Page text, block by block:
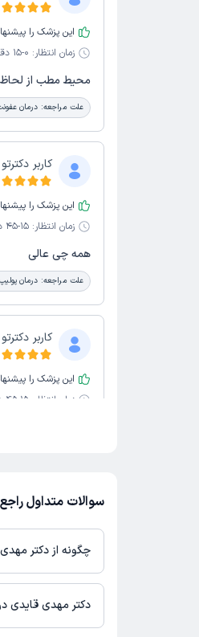
این پزشک را
زمان انتظار: 0-15 دقیقه
محیط مطب از
علت مراجعه: درمان
کاربر دکترتو
این پزشک را
زمان انتظار: 15-45 دقیقه
همه چی عالی
علت مراجعه: درمان
کاربر دکترتو
این پزشک را
زمان انتظار: 15-45 دقیقه
جمیله 06
این پزشک را
زمان انتظار:0-15 دقیقه
عالی
سوالات متداول
چگونه از دکتر
در صورتی کهدکتر مهدی
باشند، می‌توانید از
دکتر مهدی قایدی